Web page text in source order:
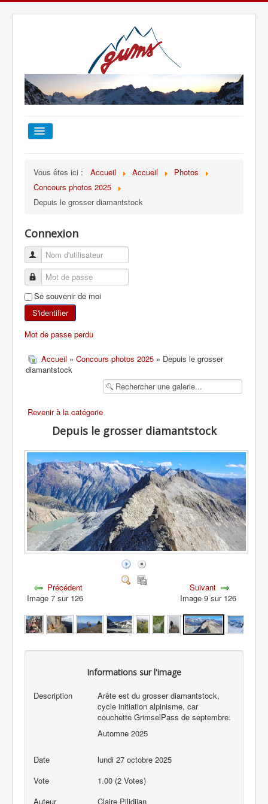
TOUT SUR LE GUMS
ALPINISME
SKI DE RANDONNÉE
RANDONNÉE PÉDESTRE
RANDONNÉE SPORTIVE
Vous êtes ici : Accueil Accueil
Photos
Concours photos 2025
Depuis le grosser diamantstock
Connexion
Se souvenir de moi
S'identifier
Mot de passe perdu
Accueil » Concours photos 2025 » Depuis le grosser
diamantstock
Revenir à la catégorie
Depuis le grosser diamantstock
Précédent
Image 7 sur 126
Suivant
Image 9 sur 126
Informations sur l'image
Description
Arête est du grosser diamantstock,
cycle initiation alpinisme, car
couchette GrimselPass de septembre.
Automne 2025
Date
lundi 27 octobre 2025
Vote
1.00 (2 Votes)
Auteur
Claire Pilidjian